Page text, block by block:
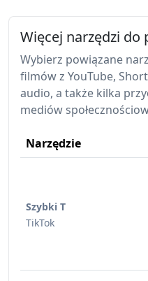
Więcej narzędzi do
Wybierz powiązane
filmów z YouTube,
audio, a także kilka
mediów
Narzędzie
Szybki T
TikTok